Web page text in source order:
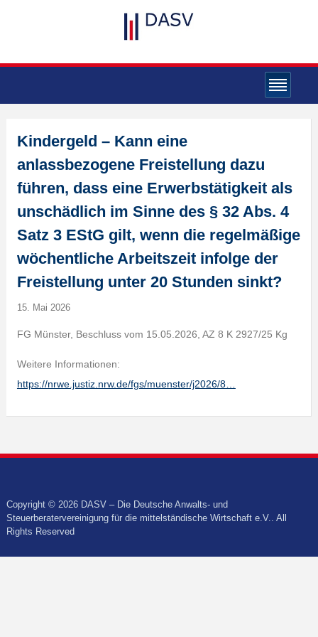
Kindergeld – Kann eine
anlassbezogene Freistellung dazu
führen, dass eine Erwerbstätigkeit als
unschädlich im Sinne des § 32 Abs. 4
Satz 3 EStG gilt, wenn die regelmäßige
wöchentliche Arbeitszeit infolge der
Freistellung unter 20 Stunden sinkt?
15. Mai 2026
FG Münster, Beschluss vom 15.05.2026, AZ 8 K 2927/25 Kg
Weitere Informationen:
https://nrwe.justiz.nrw.de/fgs/muenster/j2026/8…
Copyright © 2026 DASV – Die Deutsche Anwalts- und
Steuerberatervereinigung für die mittelständische Wirtschaft e.V.. All
Rights Reserved